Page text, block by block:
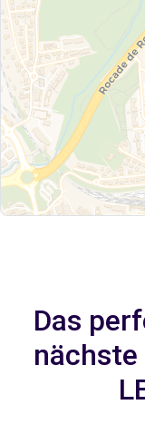
Das
nächste